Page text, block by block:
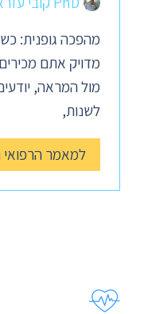
מהפכה גופנית:
מדויק אתם
מול המראה,
לשנות,
למאמר